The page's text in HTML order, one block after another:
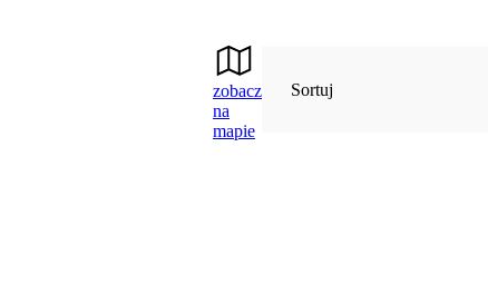
zobacz
na
mapie
Sortuj